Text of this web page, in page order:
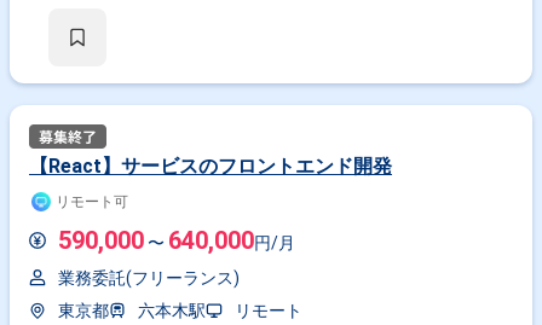
【React】サービスのフロントエンド開発
リモート可
590,000 〜 640,000円/月
業務委託(フリーランス)
東京都
六本木駅
リモート